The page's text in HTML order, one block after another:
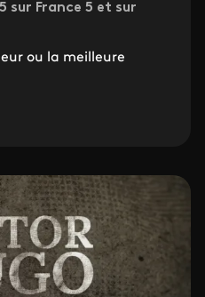
sur France 5 et sur
ou la meilleure